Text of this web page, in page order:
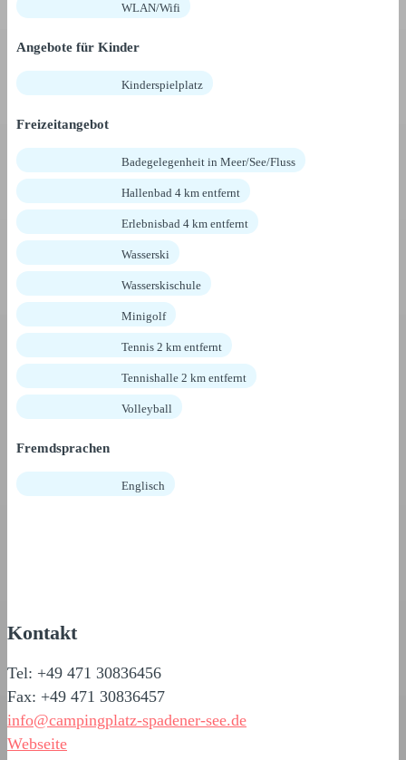
WLAN/Wifi
Angebote für Kinder
Kinderspielplatz
Freizeitangebot
Badegelegenheit in Meer/See/Fluss
Hallenbad 4 km entfernt
Erlebnisbad 4 km entfernt
Wasserski
Wasserskischule
Minigolf
Tennis 2 km entfernt
Tennishalle 2 km entfernt
Volleyball
Fremdsprachen
Englisch
Kontakt
Tel: +49 471 30836456
Fax: +49 471 30836457
info@campingplatz-spadener-see.de
Webseite